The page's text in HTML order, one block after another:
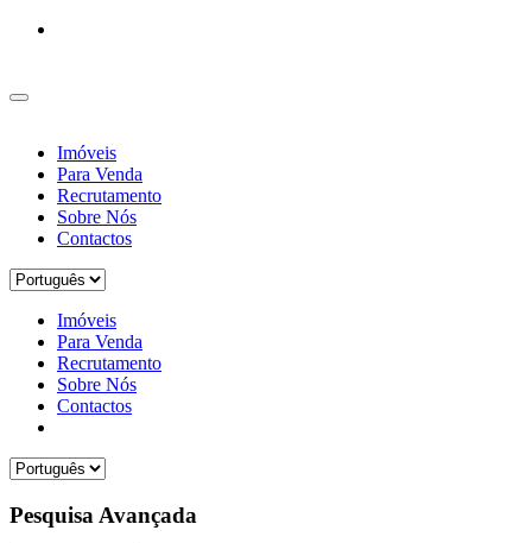
Imóveis
Para Venda
Recrutamento
Sobre Nós
Contactos
Imóveis
Para Venda
Recrutamento
Sobre Nós
Contactos
Pesquisa Avançada